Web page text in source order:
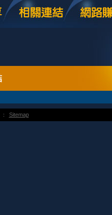
： Sitemap